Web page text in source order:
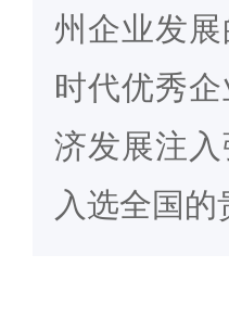
州企业发
时代优秀
济发展注
入选全国